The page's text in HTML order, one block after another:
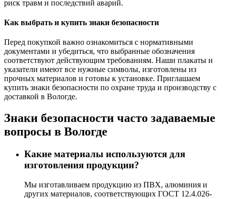
риск травм и последствий аварий.
Как выбрать и купить знаки безопасности
Перед покупкой важно ознакомиться с нормативными
документами и убедиться, что выбранные обозначения
соответствуют действующим требованиям. Наши плакаты и
указатели имеют все нужные символы, изготовлены из
прочных материалов и готовы к установке. Приглашаем
купить знаки безопасности по охране труда и производству с
доставкой в Вологде.
Знаки безопасности часто задаваемые
вопросы в Вологде
Какие материалы используются для
изготовления продукции?
Мы изготавливаем продукцию из ПВХ, алюминия и
других материалов, соответствующих ГОСТ 12.4.026-